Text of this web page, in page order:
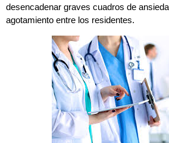
desencadenar graves cuadros de
agotamiento entre los residentes.